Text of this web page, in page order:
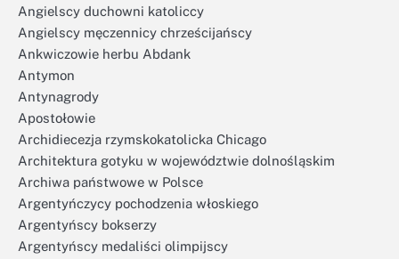
Angielscy duchowni katoliccy
Angielscy męczennicy chrześcijańscy
Ankwiczowie herbu Abdank
Antymon
Antynagrody
Apostołowie
Archidiecezja rzymskokatolicka Chicago
Architektura gotyku w województwie dolnośląskim
Archiwa państwowe w Polsce
Argentyńczycy pochodzenia włoskiego
Argentyńscy bokserzy
Argentyńscy medaliści olimpijscy